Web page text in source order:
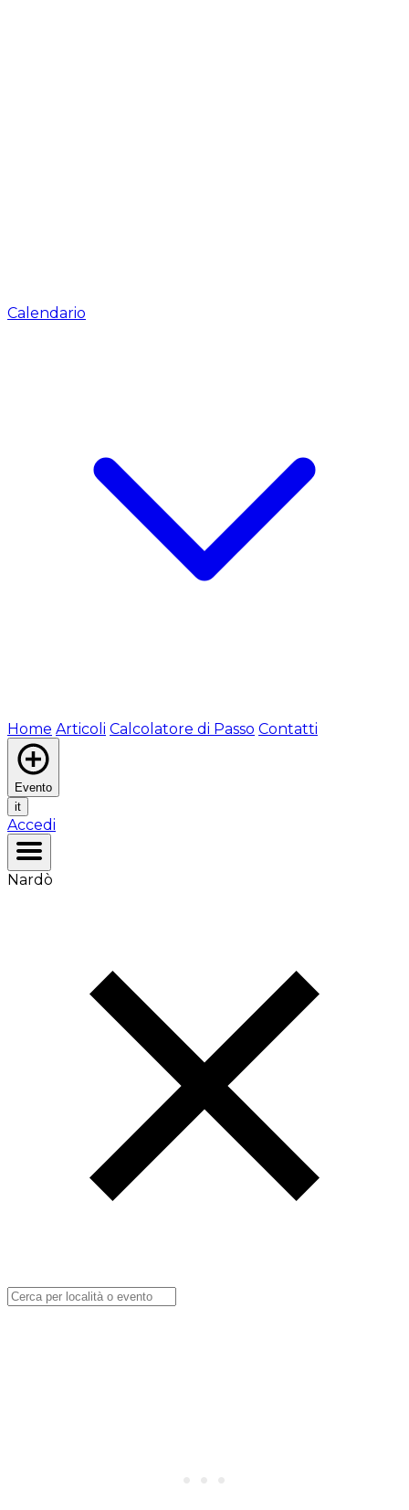
Calendario
Home Articoli Calcolatore di Passo Contatti
Evento
it
Accedi
Nardò